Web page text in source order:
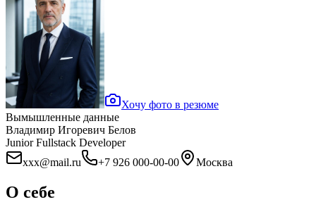
Хочу фото в резюме
Вымышленные данные
Владимир Игоревич Белов
Junior Fullstack Developer
xxx@mail.ru
+7 926 000-00-00 Москва
О себе